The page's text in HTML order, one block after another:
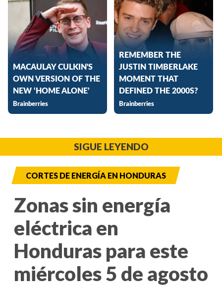
SIGUE LEYENDO
CORTES DE ENERGÍA EN HONDURAS
Zonas sin energía
eléctrica en
Honduras para este
miércoles 5 de agosto